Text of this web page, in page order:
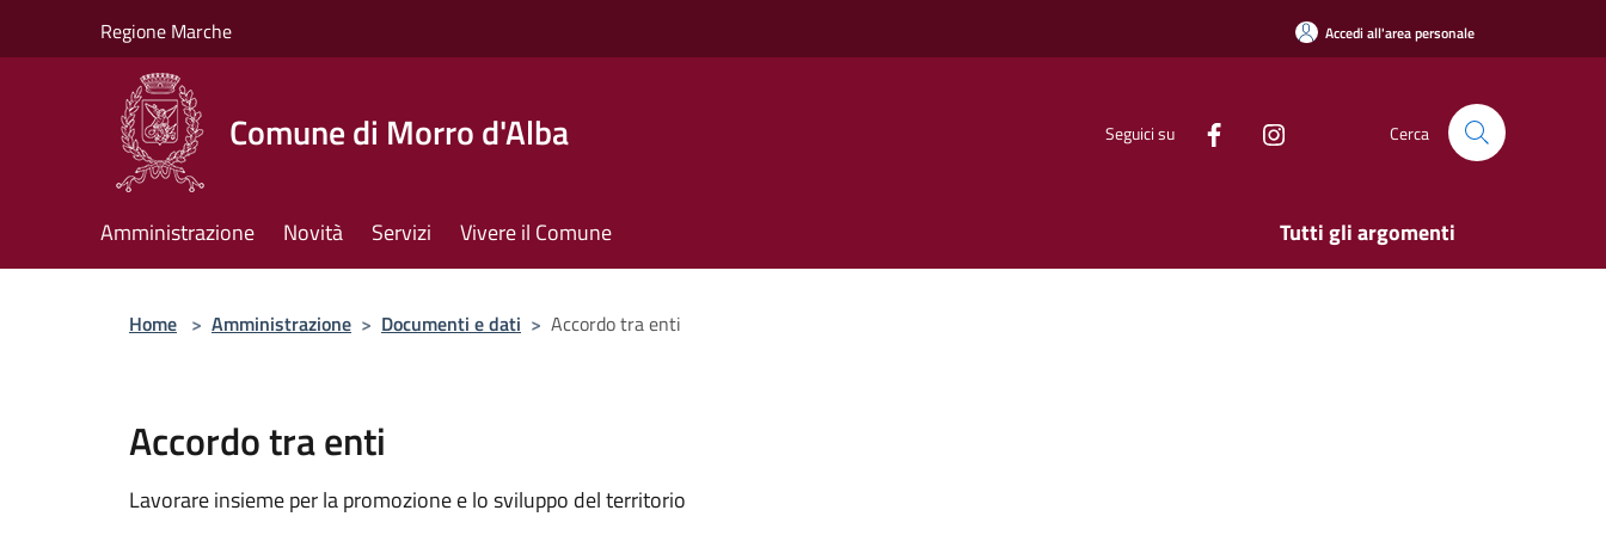
Regione Marche Accedi all'area personale
Comune di Morro d'Alba Seguici su Cerca
Amministrazione Novità Servizi Vivere il Comune Tutti gli argomenti
Home > Amministrazione > Documenti e dati > Accordo tra enti
Accordo tra enti
Lavorare insieme per la promozione e lo sviluppo del territorio